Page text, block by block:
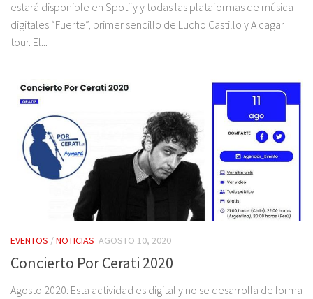
estará disponible en Spotify y todas las plataformas de música
digitales “Fuerte”, primer sencillo de Lucho Castillo y A cagar
tour. El...
EVENTOS /NOTICIAS AGOSTO 10, 2020
Concierto Por Cerati 2020
Agosto 2020: Esta actividad es digital y no se desarrolla de forma